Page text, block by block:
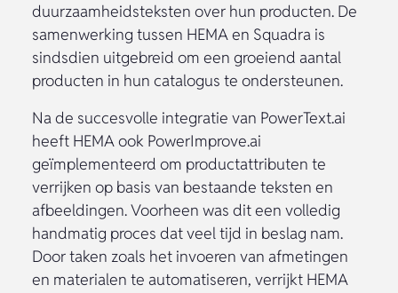
duurzaamheidsteksten over hun producten. De
samenwerking tussen HEMA en Squadra is
sindsdien uitgebreid om een groeiend aantal
producten in hun catalogus te ondersteunen.
Na de succesvolle integratie van PowerText.ai
heeft HEMA ook PowerImprove.ai
geïmplementeerd om productattributen te
verrijken op basis van bestaande teksten en
afbeeldingen. Voorheen was dit een volledig
handmatig proces dat veel tijd in beslag nam.
Door taken zoals het invoeren van afmetingen
en materialen te automatiseren, verrijkt HEMA